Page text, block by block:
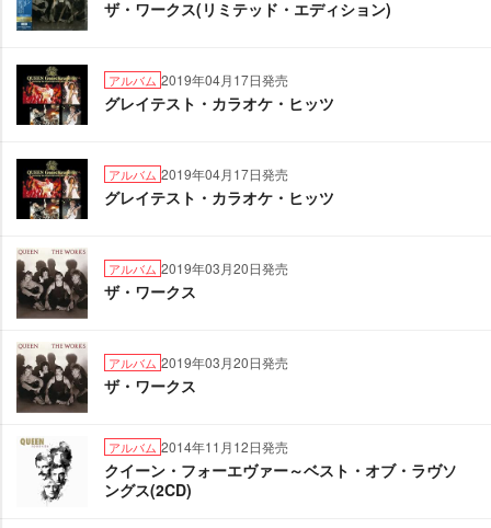
ザ・ワークス(リミテッド・エディション)
アルバム 2019年04月17日発売
グレイテスト・カラオケ・ヒッツ
アルバム 2019年04月17日発売
グレイテスト・カラオケ・ヒッツ
アルバム 2019年03月20日発売
ザ・ワークス
アルバム 2019年03月20日発売
ザ・ワークス
アルバム 2014年11月12日発売
クイーン・フォーエヴァー～ベスト・オブ・ラヴソ
ングス(2CD)